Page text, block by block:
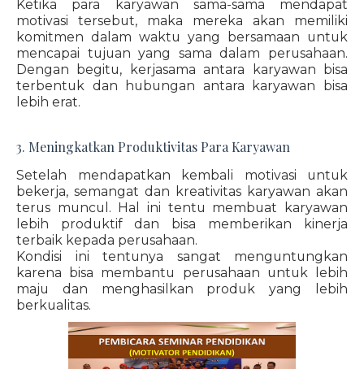
Ketika para karyawan sama-sama mendapat
motivasi tersebut, maka mereka akan memiliki
komitmen dalam waktu yang bersamaan untuk
mencapai tujuan yang sama dalam perusahaan.
Dengan begitu, kerjasama antara karyawan bisa
terbentuk dan hubungan antara karyawan bisa
lebih erat.
3. Meningkatkan Produktivitas Para Karyawan
Setelah mendapatkan kembali motivasi untuk
bekerja, semangat dan kreativitas karyawan akan
terus muncul. Hal ini tentu membuat karyawan
lebih produktif dan bisa memberikan kinerja
terbaik kepada perusahaan.
Kondisi ini tentunya sangat menguntungkan
karena bisa membantu perusahaan untuk lebih
maju dan menghasilkan produk yang lebih
berkualitas.